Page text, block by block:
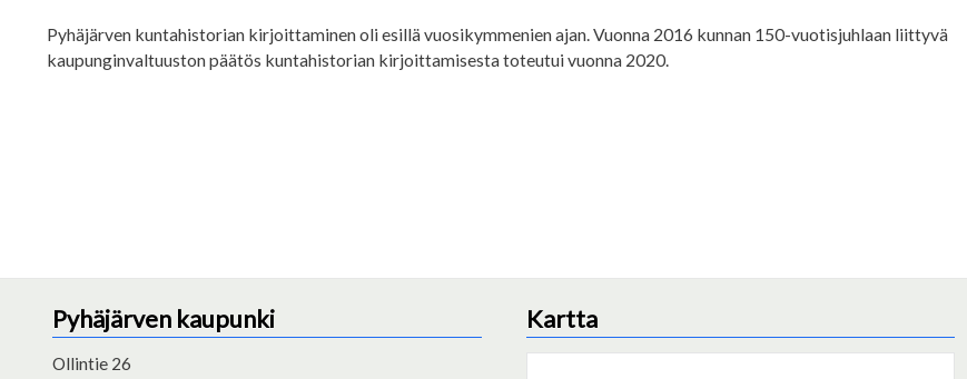
Pyhäjärven kuntahistorian kirjoittaminen oli esillä vuosikymmenien ajan. Vuonna 2016 kunnan 150-vuotisjuhlaan liittyvä
kaupunginvaltuuston päätös kuntahistorian kirjoittamisesta toteutui vuonna 2020.
Pyhäjärven kaupunki
Ollintie 26
Kartta